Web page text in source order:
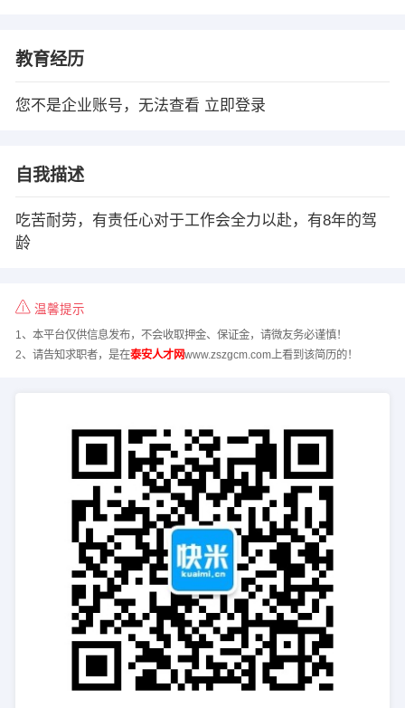
教育经历
您不是企业账号，无法查看 立即登录
自我描述
吃苦耐劳，有责任心对于工作会全力以赴，有8年的驾
龄
温馨提示
1、本平台仅供信息发布，不会收取押金、保证金，请微友务必谨慎！
2、请告知求职者，是在泰安人才网www.zszgcm.com上看到该简历的！